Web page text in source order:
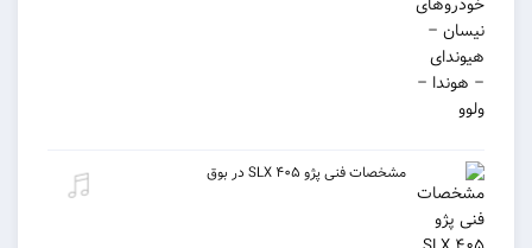
مشخصات فنی پژو ۴۰۵ SLX در بوق